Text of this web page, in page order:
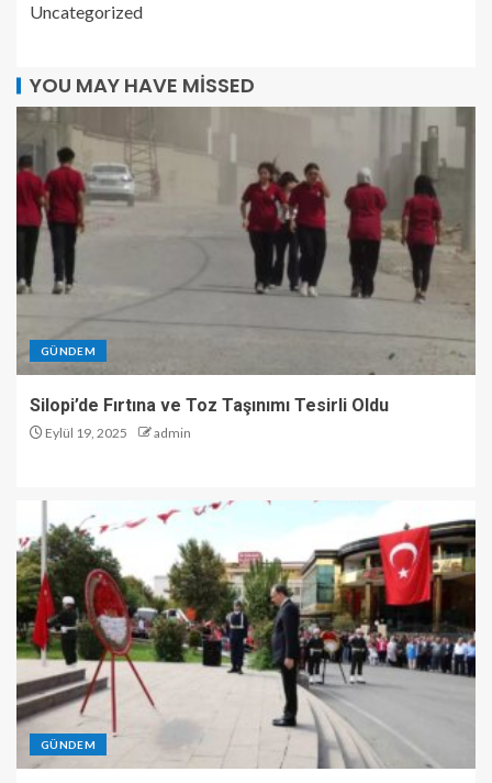
Uncategorized
YOU MAY HAVE MISSED
GÜNDEM
Silopi’de Fırtına ve Toz Taşınımı Tesirli Oldu
Eylül 19, 2025 admin
GÜNDEM